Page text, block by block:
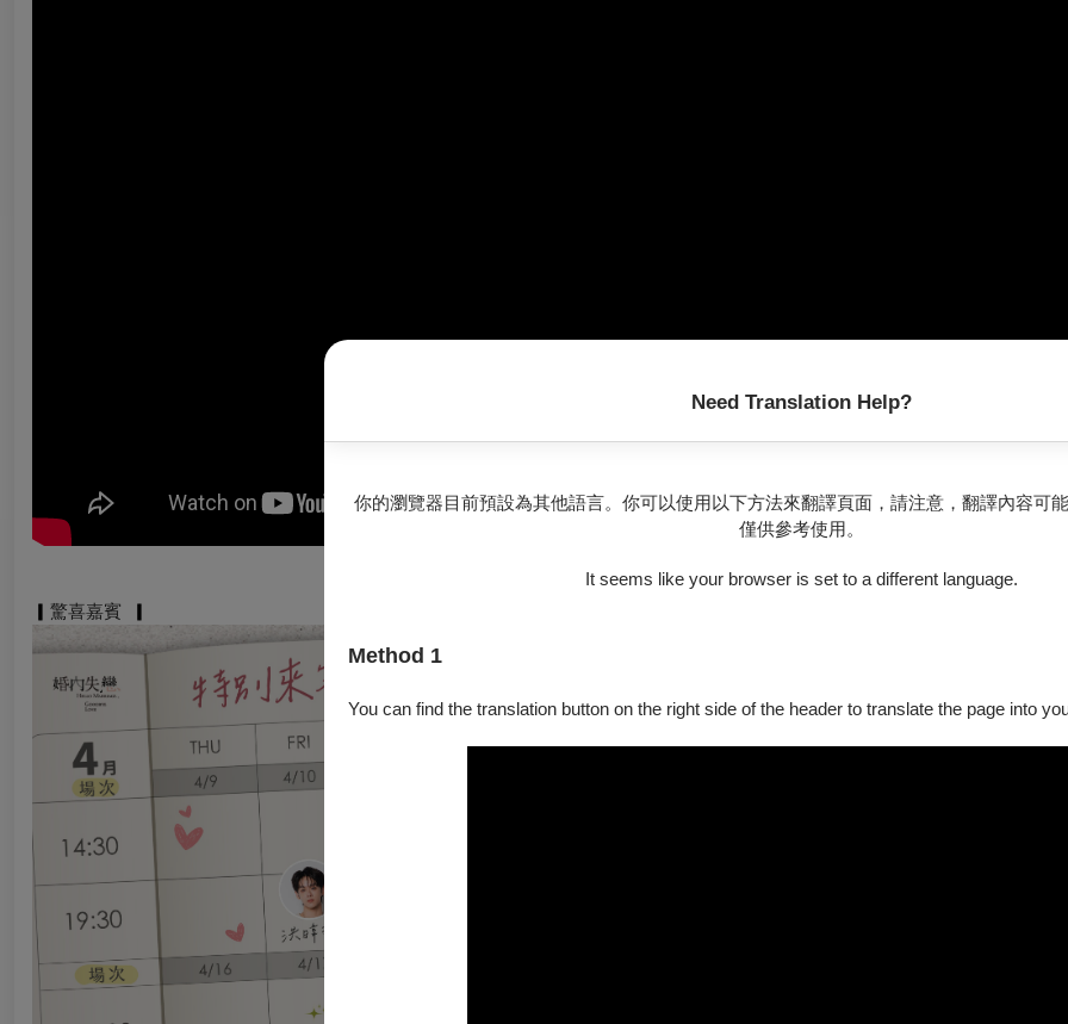
Need Translation Help?
你的瀏覽器目前預設為其他語言。你可以使用以下方法來翻譯頁面，請注意，翻譯內容可
僅供參考使用。
It seems like your browser is set to a different language.
Method 1
You can find the translation button on the right side of the header to translate the page into
▎ 驚喜嘉賓 ▎